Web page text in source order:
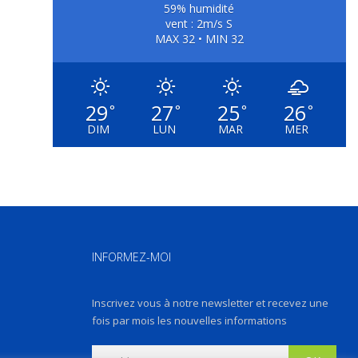
59% humidité
vent : 2m/s S
MAX 32 • MIN 32
29°
DIM
27°
LUN
25°
MAR
26°
MER
INFORMEZ-MOI
Inscrivez vous à notre newsletter et recevez une
fois par mois les nouvelles informations